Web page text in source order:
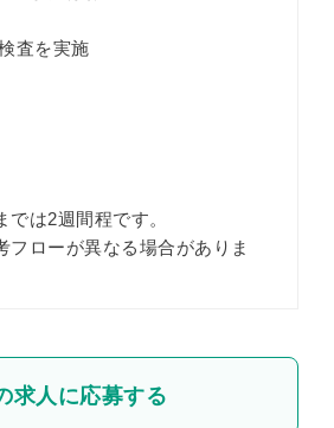
査を実施
は2週間程です。
ローが異なる場合がありま
求人に応募する